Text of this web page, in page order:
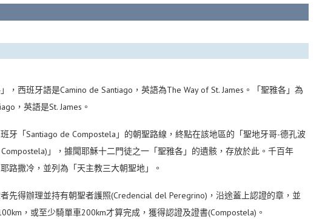
，西班牙語是Camino de Santiago，英語為The Way of St. James。「聖雅各」為
，英語是St. James。
牙「Santiago de Compostela」的朝聖路線，終點在該地區的「聖地牙哥-德孔波
」，據聞耶穌十二門徒之一「聖雅各」的遺骸，存放於此。千百年
路撒冷，並列為「天主教三大朝聖地」。
先得辦理並持有朝聖者護照(Credencial del Peregrino)，沿途蓋上認證的章，並
，或至少騎單車200km才算完成，獲得認證及證書(Compostela)。